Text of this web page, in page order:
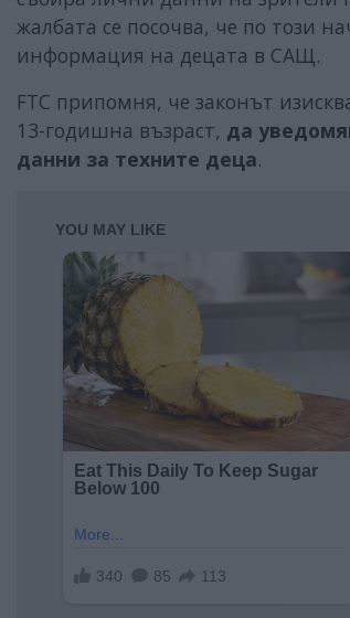
жалбата се посочва, че по този
информация на децата в САЩ.
FTC припомня, че законът
13-годишна възраст, да
данни за техните деца.